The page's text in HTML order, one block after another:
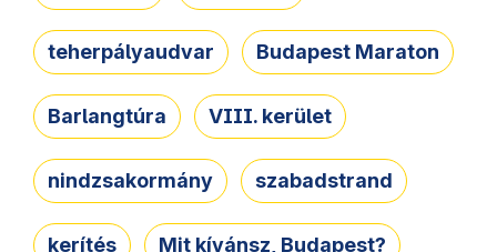
teherpályaudvar Budapest Maraton
Barlangtúra VIII. kerület
nindzsakormány szabadstrand
kerítés Mit kívánsz, Budapest?